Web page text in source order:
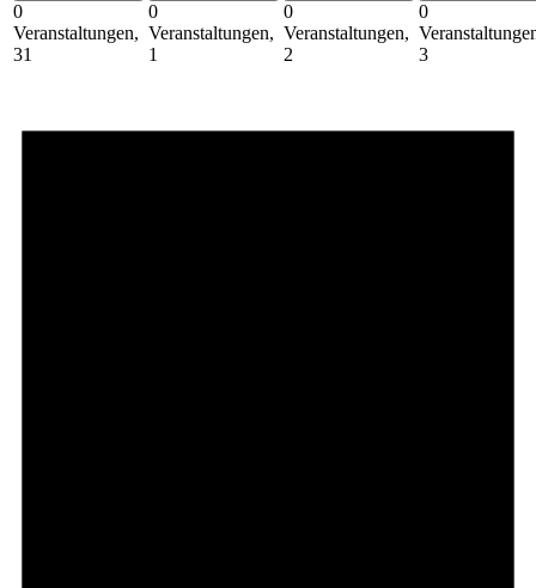
0
Veranstaltungen,
31
0
Veranstaltungen,
1
0
Veranstaltungen,
2
0
3